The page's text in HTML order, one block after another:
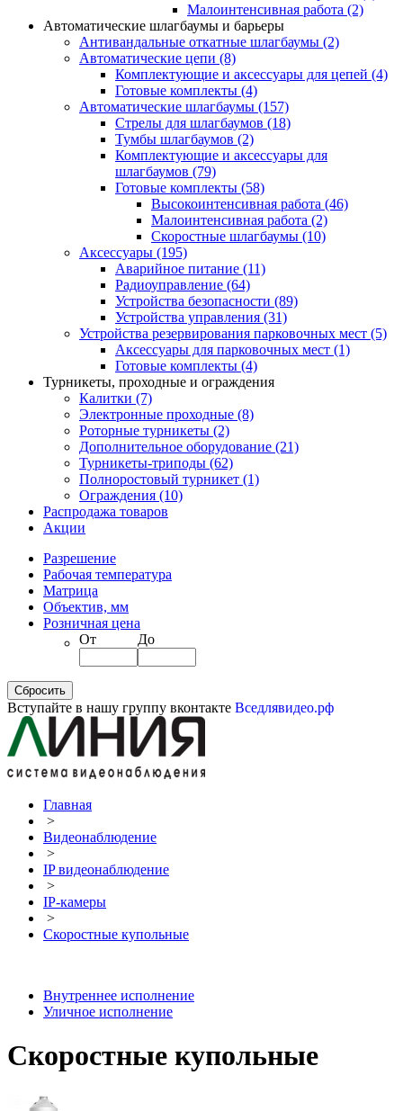
Малоинтенсивная работа (2)
Автоматические шлагбаумы и барьеры
Антивандальные откатные шлагбаумы (2)
Автоматические цепи (8)
Комплектующие и аксессуары для цепей (4)
Готовые комплекты (4)
Автоматические шлагбаумы (157)
Стрелы для шлагбаумов (18)
Тумбы шлагбаумов (2)
Комплектующие и аксессуары для
шлагбаумов (79)
Готовые комплекты (58)
Высокоинтенсивная работа (46)
Малоинтенсивная работа (2)
Скоростные шлагбаумы (10)
Аксессуары (195)
Аварийное питание (11)
Радиоуправление (64)
Устройства безопасности (89)
Устройства управления (31)
Устройства резервирования парковочных мест (5)
Аксессуары для парковочных мест (1)
Готовые комплекты (4)
Турникеты, проходные и ограждения
Калитки (7)
Электронные проходные (8)
Роторные турникеты (2)
Дополнительное оборудование (21)
Турникеты-триподы (62)
Полноростовый турникет (1)
Ограждения (10)
Распродажа товаров
Акции
Разрешение
Рабочая температура
Матрица
Объектив, мм
Розничная цена
От
До
Вступайте в нашу группу вконтакте Вседлявидео.рф
Главная
>
Видеонаблюдение
>
IP видеонаблюдение
>
IP-камеры
>
Скоростные купольные
Внутреннее исполнение
Уличное исполнение
Скоростные купольные